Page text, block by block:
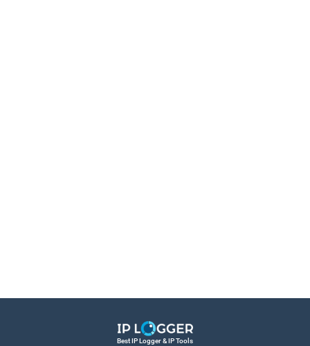
Best IP Logger & IP Tools